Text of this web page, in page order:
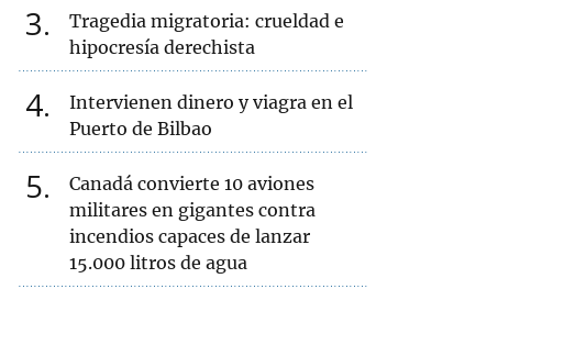
3
Tragedia migratoria: crueldad e
hipocresía derechista
4
Intervienen dinero y viagra en el
Puerto de Bilbao
5
Canadá convierte 10 aviones
militares en gigantes contra
incendios capaces de lanzar
15.000 litros de agua